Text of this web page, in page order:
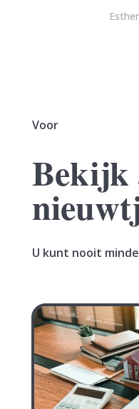
Voor
Bekijk
U kunt nooit